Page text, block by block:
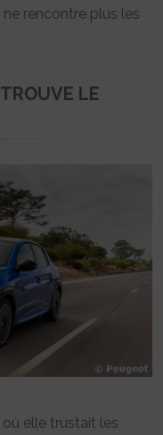
rencontre plus les
LE
où elle trustait les